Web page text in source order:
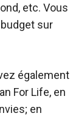
etc. Vous
sur
également
For Life, en
; en